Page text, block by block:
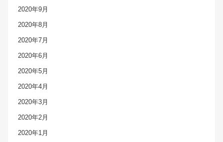
2020年9月
2020年8月
2020年7月
2020年6月
2020年5月
2020年4月
2020年3月
2020年2月
2020年1月